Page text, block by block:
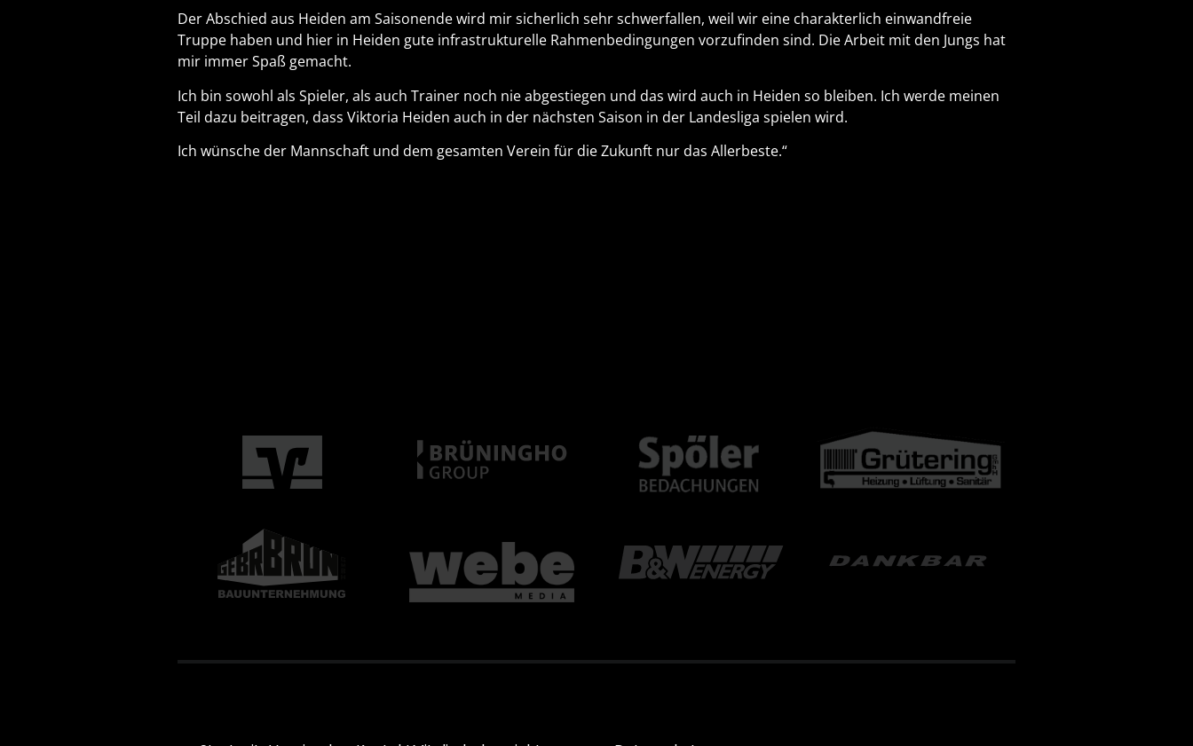
Der Abschied aus Heiden am Saisonende wird mir sicherlich sehr schwerfallen, weil wir eine charakterlich einwandfreie
Truppe haben und hier in Heiden gute infrastrukturelle Rahmenbedingungen vorzufinden sind. Die Arbeit mit den Jungs hat
mir immer Spaß gemacht.
Ich bin sowohl als Spieler, als auch Trainer noch nie abgestiegen und das wird auch in Heiden so bleiben. Ich werde meinen
Teil dazu beitragen, dass Viktoria Heiden auch in der nächsten Saison in der Landesliga spielen wird.
Ich wünsche der Mannschaft und dem gesamten Verein für die Zukunft nur das Allerbeste.“